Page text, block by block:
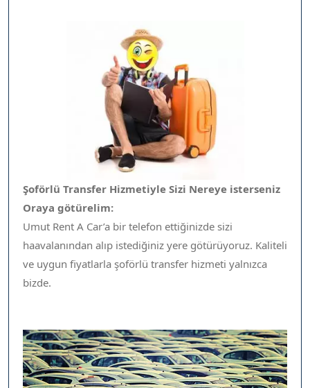
Şoförlü Transfer Hizmetiyle Sizi Nereye isterseniz
Oraya götürelim:
Umut Rent A Car’a bir telefon ettiğinizde sizi
haavalanından alıp istediğiniz yere götürüyoruz. Kaliteli
ve uygun fiyatlarla şoförlü transfer hizmeti yalnızca
bizde.